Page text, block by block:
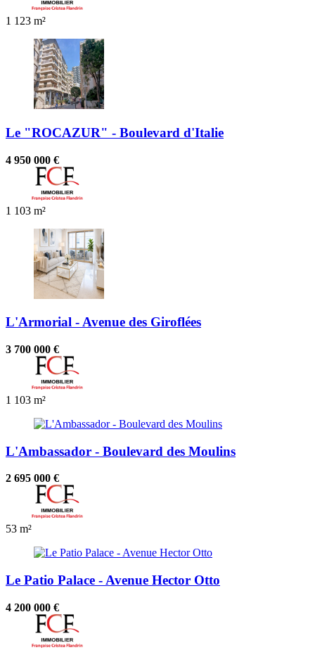
1 123 m²
Le "ROCAZUR" - Boulevard d'Italie
4 950 000 €
1 103 m²
L'Armorial - Avenue des Giroflées
3 700 000 €
1 103 m²
L'Ambassador - Boulevard des Moulins
2 695 000 €
53 m²
Le Patio Palace - Avenue Hector Otto
4 200 000 €